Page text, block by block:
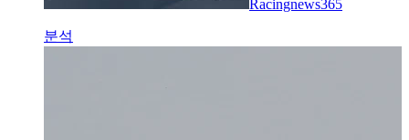
Racingnews365
분석